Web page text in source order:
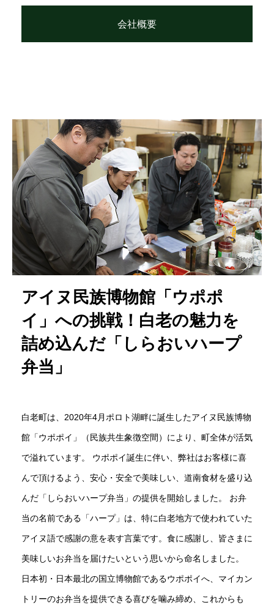
会社概要
アイヌ民族博物館「ウポポ
イ」への挑戦！白老の魅力を
詰め込んだ「しらおいハープ
弁当」
白老町は、2020年4月ポロト湖畔に誕生したアイヌ民族博物
館「ウポポイ」（民族共生象徴空間）により、町全体が活気
で溢れています。 ウポポイ誕生に伴い、弊社はお客様に喜
んで頂けるよう、安心・安全で美味しい、道南食材を盛り込
んだ「しらおいハープ弁当」の提供を開始しました。 お弁
当の名前である「ハープ」は、特に白老地方で使われていた
アイヌ語で感謝の意を表す言葉です。食に感謝し、皆さまに
美味しいお弁当を届けたいという思いから命名しました。
日本初・日本最北の国立博物館であるウポポイへ、マイカン
トリーのお弁当を提供できる喜びを噛み締め、これからも